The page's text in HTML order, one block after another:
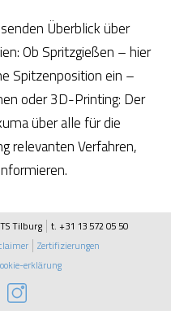
Überblick über
Ob Spritzgießen – hier
Spitzenposition ein –
oder 3D-Printing: Der
über alle für die
relevanten Verfahren,
Tilburg
t. +31 13 572 05 50
Zertifizierungen
erklärung